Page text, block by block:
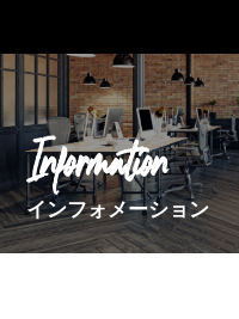
Information
インフォメーション